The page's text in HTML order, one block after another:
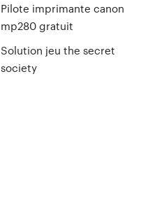
Pilote imprimante canon
mp280 gratuit
Solution jeu the secret
society